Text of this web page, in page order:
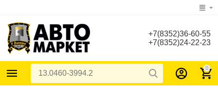
+7(8352)36-60-55
+7(8352)24-22-23
0